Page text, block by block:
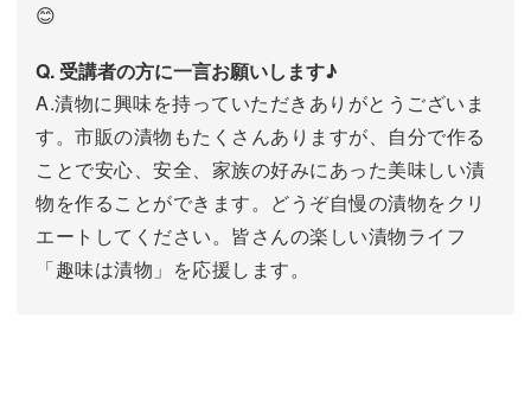
😊
Q. 受講者の方に一言お願いします♪
A.漬物に興味を持っていただきありがとうございま
す。市販の漬物もたくさんありますが、自分で作る
ことで安心、安全、家族の好みにあった美味しい漬
物を作ることができます。どうぞ自慢の漬物をクリ
エートしてください。皆さんの楽しい漬物ライフ
「趣味は漬物」を応援します。